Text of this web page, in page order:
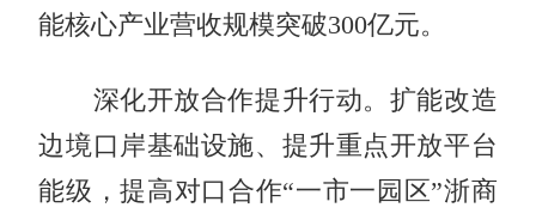
能核心产业营收规模突破300亿元。
深化开放合作提升行动。扩能改造
边境口岸基础设施、提升重点开放平台
能级，提高对口合作“一市一园区”浙商